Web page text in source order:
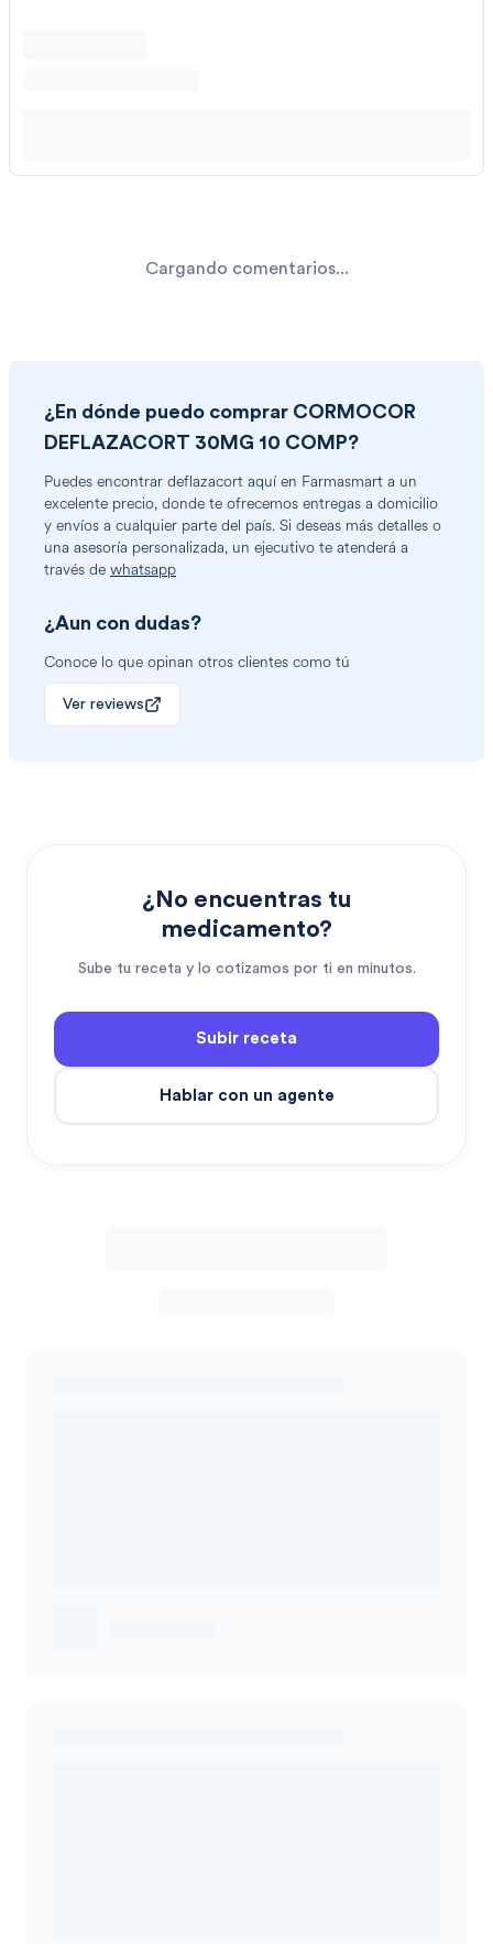
Cargando comentarios...
¿En dónde puedo comprar CORMOCOR
DEFLAZACORT 30MG 10 COMP?
Puedes encontrar deflazacort aquí en Farmasmart a un
excelente precio, donde te ofrecemos entregas a domicilio
y envíos a cualquier parte del país. Si deseas más detalles o
una asesoría personalizada, un ejecutivo te atenderá a
través de whatsapp
¿Aun con dudas?
Conoce lo que opinan otros clientes como tú
Ver reviews
¿No encuentras tu
medicamento?
Sube tu receta y lo cotizamos por ti en minutos.
Subir receta
Hablar con un agente